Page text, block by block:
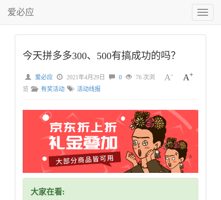
切
换
菜
爱必应
今天拼多多300、500有搞成功的吗？
A- A+
爱必应 2021年4月29日 0
76 次浏
览
有奖活动 活动线报
大家在看: